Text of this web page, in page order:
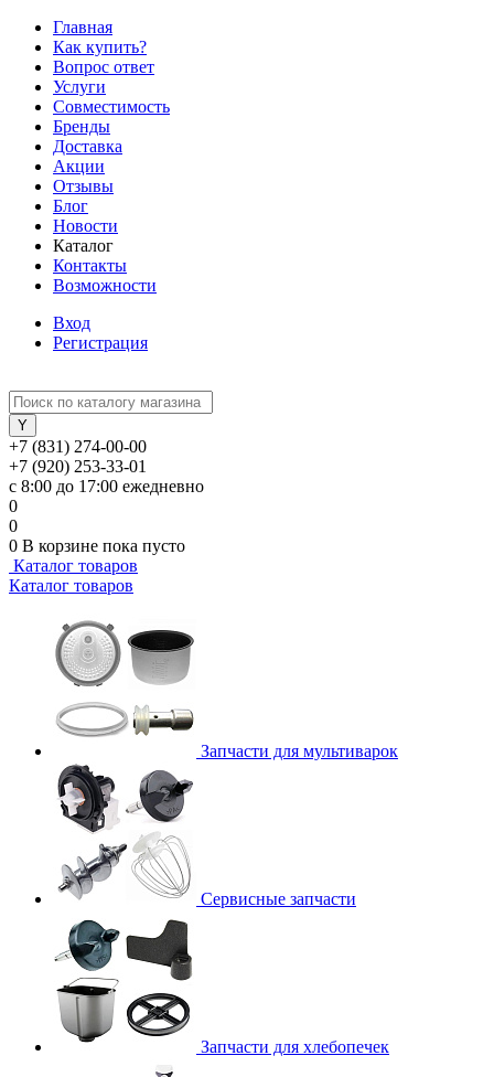
Главная
Как купить?
Вопрос ответ
Услуги
Совместимость
Бренды
Доставка
Акции
Отзывы
Блог
Новости
Каталог
Контакты
Возможности
Вход
Регистрация
+7 (831) 274-00-00
+7 (920) 253-33-01
с 8:00 до 17:00 ежедневно
0
0
0 В корзине пока пусто
Каталог товаров
Каталог товаров
Запчасти для мультиварок
Сервисные запчасти
Запчасти для хлебопечек